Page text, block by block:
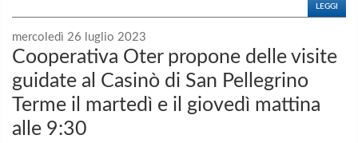
LEGGI
mercoledì 26 luglio 2023
Cooperativa Oter propone delle visite
guidate al Casinò di San Pellegrino
Terme il martedì e il giovedì mattina
alle 9:30